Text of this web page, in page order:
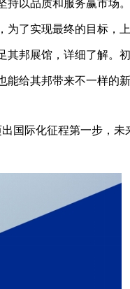
以品质和服务赢市场。
了实现最终的目标，
邦展馆，详细了解。
给其邦带来不一样的新
国际化征程第一步，未